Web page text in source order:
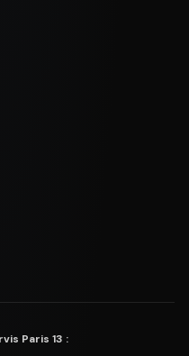
Paris 13 :